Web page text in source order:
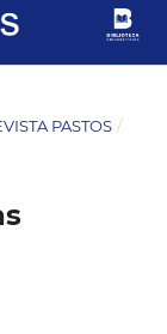
PASTOS /